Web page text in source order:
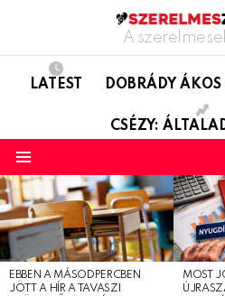
A
LATEST DOBRÁDY
CSÉZY:
LATEST
STORIES
EBBEN A MÁSODPERCBEN
JÖTT A HÍR A TAVASZI
MOST